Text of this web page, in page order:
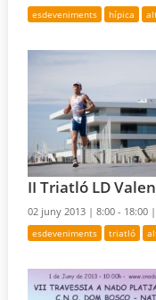
esdeveniments hípica
II Triatló LD
02 juny 2013 |8:00 - 18:00 |
esdeveniments triatló